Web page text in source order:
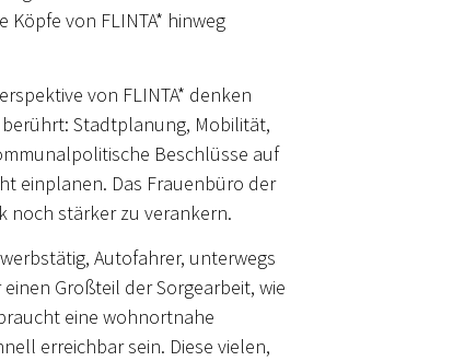
von FLINTA* hinweg
von FLINTA* denken
Stadtplanung, Mobilität,
Beschlüsse auf
einplanen. Das Frauenbüro der
noch stärker zu verankern.
Autofahrer, unterwegs
Großteil der Sorgearbeit, wie
eine wohnortnahe
erreichbar sein. Diese vielen,